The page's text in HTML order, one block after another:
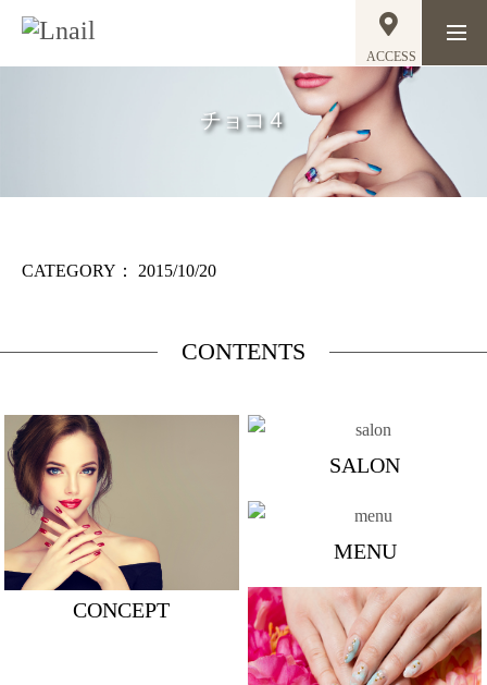
ACCESS
チョコ４
CATEGORY： 2015/10/20
CONTENTS
CONCEPT
SALON
MENU